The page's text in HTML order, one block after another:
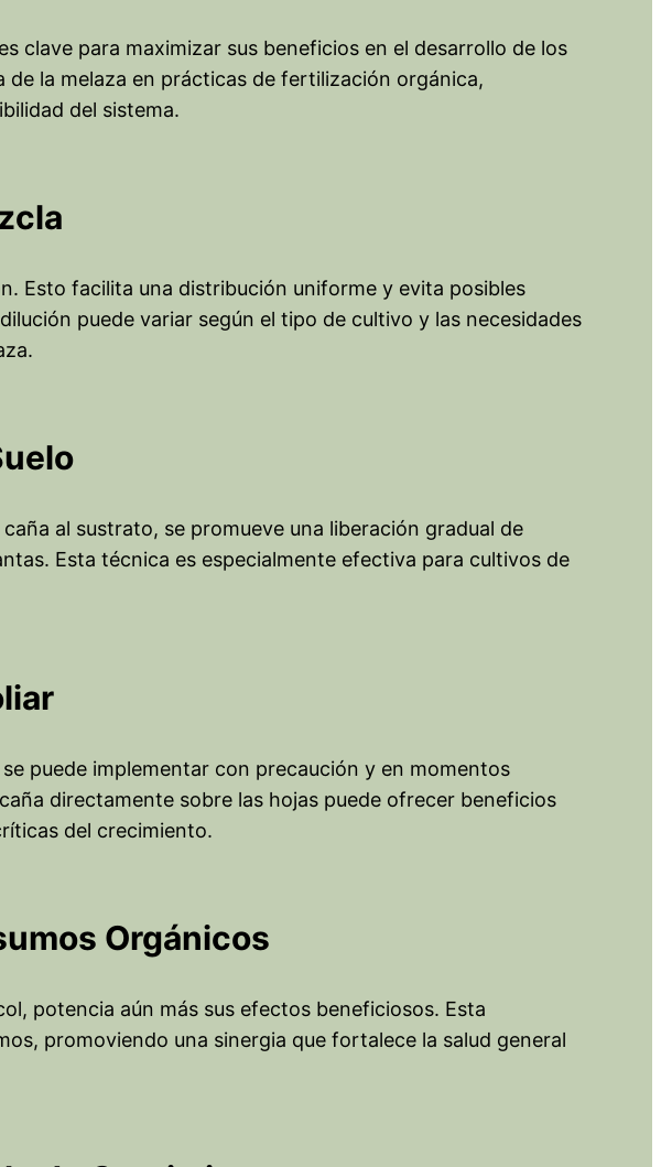
clave para maximizar sus beneficios en el desarrollo de los
la melaza en prácticas de fertilización orgánica,
del sistema.
Esto facilita una distribución uniforme y evita posibles
puede variar según el tipo de cultivo y las necesidades
al sustrato, se promueve una liberación gradual de
Esta técnica es especialmente efectiva para cultivos de
puede implementar con precaución y en momentos
directamente sobre las hojas puede ofrecer beneficios
del crecimiento.
Orgánicos
potencia aún más sus efectos beneficiosos. Esta
promoviendo una sinergia que fortalece la salud general